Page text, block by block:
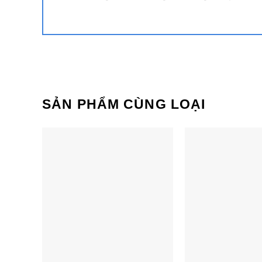
SẢN PHẨM CÙNG LOẠI